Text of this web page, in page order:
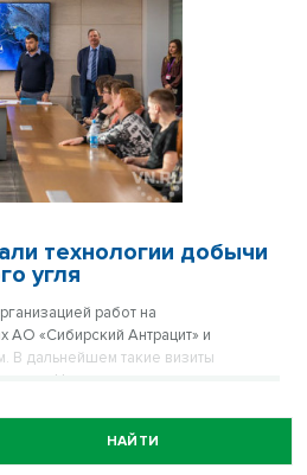
технологии добычи
угля
работ на
АО «Сибирский Антрацит» и
В дальнейшем такие визиты
На первую встречу приехали
НАЙТИ